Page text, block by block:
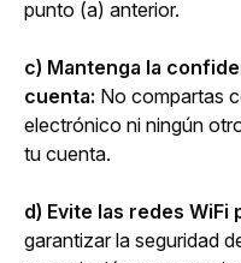
punto (a) anterior.
c) Mantenga la
cuenta: No compartas
electrónico ni ningún
tu cuenta.
d) Evite las redes WiFi
garantizar la seguridad